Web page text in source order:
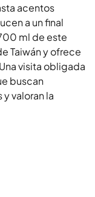
acentos
a un final
ml de este
Taiwán y ofrece
visita obligada
buscan
valoran la